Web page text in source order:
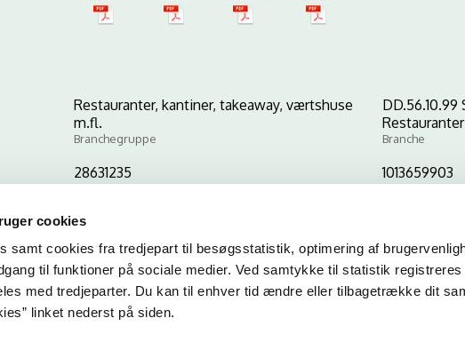
cookies
samt cookies fra tredjepart til besøgsstatistik, optimering af
til funktioner på sociale medier. Ved samtykke til statistik registreres
med tredjeparter. Du kan til enhver tid ændre eller tilbagetrække dit
linket nederst på siden.
Restauranter, kantiner, takeaway, værtshuse
m.fl.
Branchegruppe Branche
28631235
CVR-nr
1013659903
P-nr
Kopier link til at indsætte på virksomhedens hjemmeside